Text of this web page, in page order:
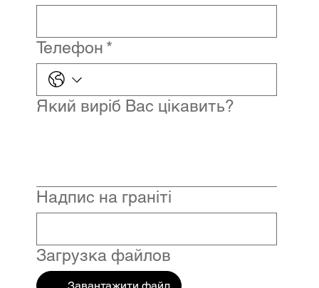
Телефон *
Який виріб Вас цікавить?
Надпис на граніті
Загрузка файлов